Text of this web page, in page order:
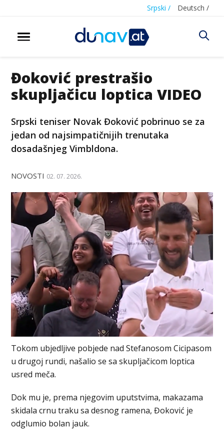
Srpski / Deutsch /
Đoković prestrašio
skupljačicu loptica VIDEO
Srpski teniser Novak Đoković pobrinuo se za
jedan od najsimpatičnijih trenutaka
dosadašnjeg Vimbldona.
NOVOSTI 02. 07. 2026.
Tokom ubjedljive pobjede nad Stefanosom Cicipasom
u drugoj rundi, našalio se sa skupljačicom loptica
usred meča.
Dok mu je, prema njegovim uputstvima, makazama
skidala crnu traku sa desnog ramena, Đoković je
odglumio bolan jauk.